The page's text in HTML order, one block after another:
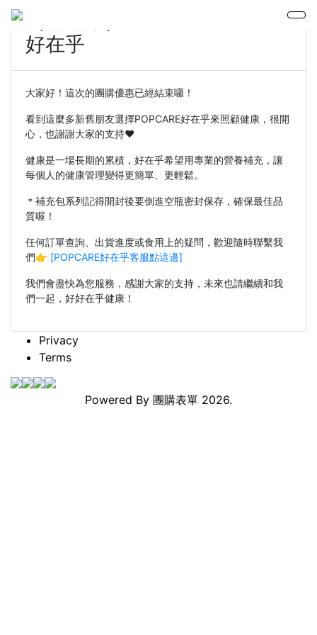
好在乎
大家好！這次的團購優惠已經結束囉！
看到這麼多新舊朋友選擇POPCARE好在乎來照顧健康，很開
心，也謝謝大家的支持❤️
健康是一場長期的累積，好在乎希望用專業的營養補充，讓
每個人的健康管理變得更簡單、更輕鬆。
＊補充包系列記得開封後要倒進空瓶密封保存，確保最佳品
質喔！
任何訂單查詢、出貨進度或食用上的疑問，歡迎隨時聯繫我
們👉 [POPCARE好在乎客服點這邊]
我們會盡快為您服務，感謝大家的支持，未來也請繼續和我
們一起，好好在乎健康！
Privacy
Terms
Powered By 團購表單 2026.